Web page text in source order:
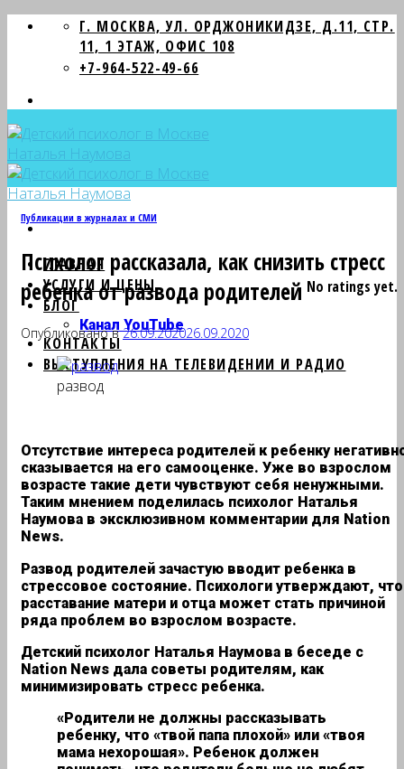
Skip
Г. МОСКВА, УЛ. ОРДЖОНИКИДЗЕ, Д.11, СТР.
11, 1 ЭТАЖ, ОФИС 108
+7-964-522-49-66
ГЛАВНАЯ
УСЛУГИ И ЦЕНЫ
БЛОГ
Канал YouTube
КОНТАКТЫ
ВЫСТУПЛЕНИЯ НА ТЕЛЕВИДЕНИИ И РАДИО
Публикации в журналах и СМИ
Психолог рассказала, как снизить стресс
ребенка от развода родителей No ratings yet.
Опубликовано в26.09.202026.09.2020
развод
Отсутствие интереса родителей к ребенку
сказывается на его самооценке. Уже во взрослом
возрасте такие дети чувствуют себя ненужными.
Таким мнением поделилась психолог Наталья
Наумова в эксклюзивном комментарии для Nation
News.
Развод родителей зачастую вводит ребенка в
стрессовое состояние. Психологи утверждают, что
расставание матери и отца может стать причиной
ряда проблем во взрослом возрасте.
Детский психолог Наталья Наумова в беседе с
Nation News дала советы родителям, как
минимизировать стресс ребенка.
«Родители не должны рассказывать
ребенку, что «твой папа плохой» или «твоя
мама нехорошая». Ребенок должен